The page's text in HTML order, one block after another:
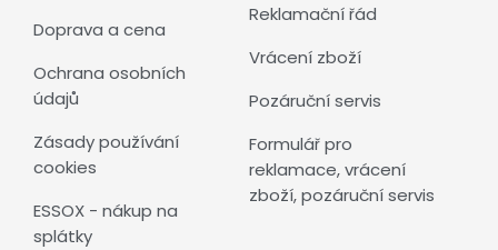
Doprava a cena
Ochrana osobních
údajů
Zásady používání
cookies
ESSOX - nákup na
splátky
Reklamační řád
Vrácení zboží
Pozáruční servis
Formulář pro
reklamace, vrácení
zboží, pozáruční servis